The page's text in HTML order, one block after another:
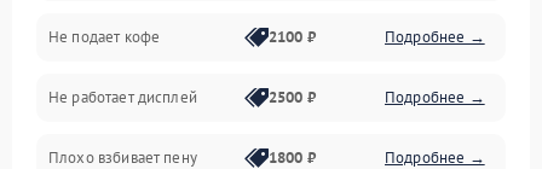
Проблемы с капучинатором и паром
Управление и электроника
Программное обеспечение
Не подает кофе 2100 ₽ Подробнее →
Не работает дисплей 2500 ₽ Подробнее →
Плохо взбивает пену 1800 ₽ Подробнее →